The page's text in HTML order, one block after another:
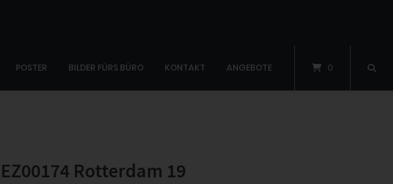
POSTER BILDER FÜRS BÜRO KONTAKT ANGEBOTE 0
EZ00174 Rotterdam 19